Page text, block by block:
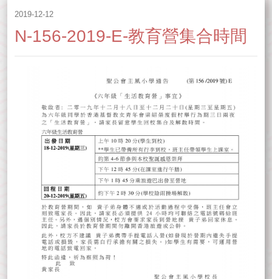
2019-12-12
N-156-2019-E-教育營集合時間